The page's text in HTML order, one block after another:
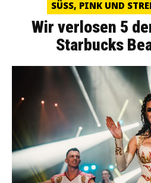
SÜSS, PINK UND
Wir verlosen 5
Starbucks